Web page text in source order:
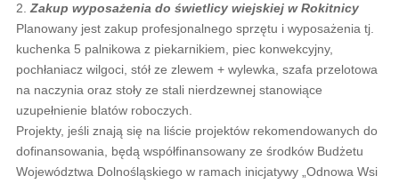
2.Zakup wyposażenia do świetlicy wiejskiej w Rokitnicy
Planowany jest zakup profesjonalnego sprzętu i wyposażenia tj.
kuchenka 5 palnikowa z piekarnikiem, piec konwekcyjny,
pochłaniacz wilgoci, stół ze zlewem + wylewka, szafa przelotowa
na naczynia oraz stoły ze stali nierdzewnej stanowiące
uzupełnienie blatów roboczych.
Projekty, jeśli znają się na liście projektów rekomendowanych do
dofinansowania, będą współfinansowany ze środków Budżetu
Województwa Dolnośląskiego w ramach inicjatywy „Odnowa Wsi